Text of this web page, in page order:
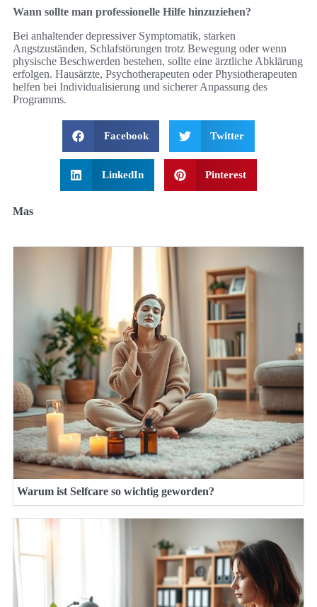
Wann sollte man professionelle Hilfe hinzuziehen?
Bei anhaltender depressiver Symptomatik, starken
Angstzuständen, Schlafstörungen trotz Bewegung oder wenn
physische Beschwerden bestehen, sollte eine ärztliche Abklärung
erfolgen. Hausärzte, Psychotherapeuten oder Physiotherapeuten
helfen bei Individualisierung und sicherer Anpassung des
Programms.
Facebook Twitter
LinkedIn Pinterest
Mas
Warum ist Selfcare so wichtig geworden?